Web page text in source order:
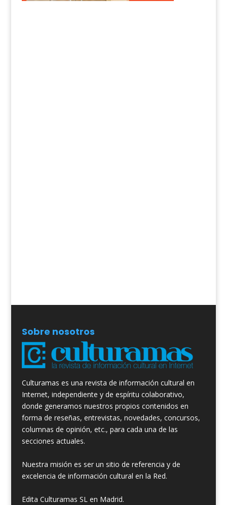
Sobre nosotros
Culturamas es una revista de información cultural en
Internet, independiente y de espíritu colaborativo,
donde generamos nuestros propios contenidos en
forma de reseñas, entrevistas, novedades, concursos,
columnas de opinión, etc., para cada una de las
secciones actuales.
Nuestra misión es ser un sitio de referencia y de
excelencia de información cultural en la Red.
Edita Culturamas SL en Madrid.